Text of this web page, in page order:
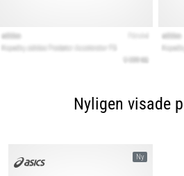
Nyligen visade
Ny